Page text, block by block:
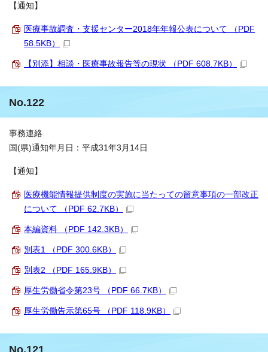
【通知】
医療事故調査・支援センター2018年年報公表について （PDF
58.5KB）
【別添】相談・医療事故報告等の現状 （PDF 608.7KB）
No.122
事務連絡
国(県)通知年月日：平成31年3月14日
【通知】
医療機能情報提供制度の実施に当たっての留意事項の一部改正
について （PDF 62.7KB）
本編資料 （PDF 142.3KB）
別表1 （PDF 300.6KB）
別表2 （PDF 165.9KB）
厚生労働省令第23号 （PDF 66.7KB）
厚生労働告示第65号 （PDF 118.9KB）
No.121